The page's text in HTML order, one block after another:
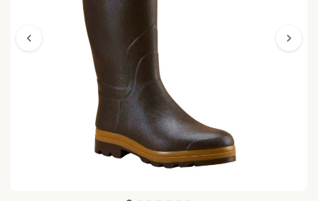
chevron_left chevron_right